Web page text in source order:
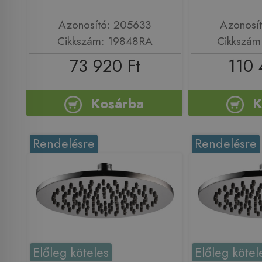
Azonosító: 205633
Cikkszám: 19848RA
73 920 Ft
Kosárba
110
Rendelésre
Előleg köteles
Rendelésre
Előleg